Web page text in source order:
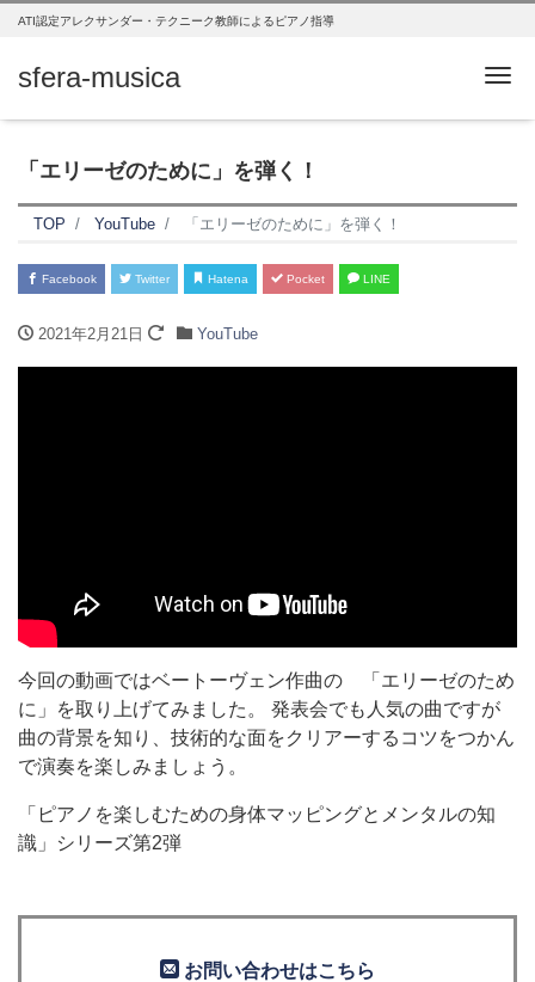
ATI認定アレクサンダー・テクニーク教師によるピアノ指導
sfera-musica
「エリーゼのために」を弾く！
TOP YouTube 「エリーゼのために」を弾く！
Facebook Twitter Hatena Pocket LINE
2021年2月21日 YouTube
今回の動画ではベートーヴェン作曲の 「エリーゼのため
に」を取り上げてみました。 発表会でも人気の曲ですが
曲の背景を知り、技術的な面をクリアーするコツをつかん
で演奏を楽しみましょう。
「ピアノを楽しむための身体マッピングとメンタルの知
識」シリーズ第2弾
お問い合わせはこちら